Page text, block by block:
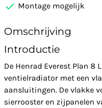
Montage mogelijk
Omschrijving
Introductie
De Henrad Everest Plan 8
ventielradiator met een
aansluitingen. De vlakke
sierrooster en zijpanelen